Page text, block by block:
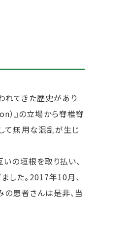
れてきた歴史があり
）』の立場から脊椎脊
て無用な混乱が生じ
の垣根を取り払い、
した。2017年10月、
患者さんは是非、当